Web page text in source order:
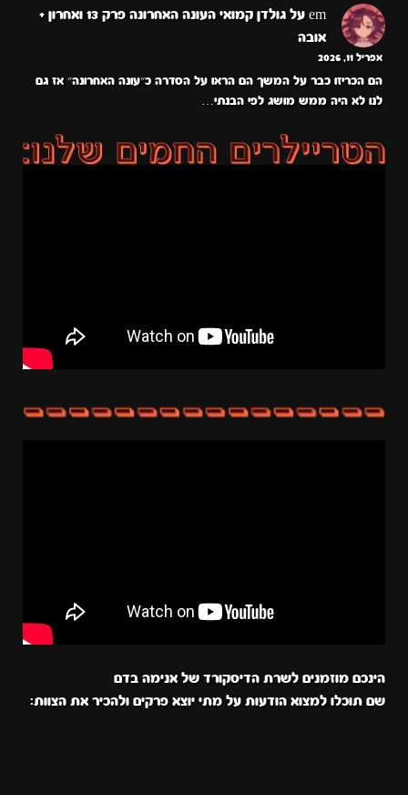
em על
גולדן קמואי העונה האחרונה פרק 13 ואחרון +
אובה
אפריל 11, 2026
הם הכריזו כבר על המשך הם הראו על הסדרה כ״עונה האחרונה״ אז גם
לנו לא היה ממש מושג לפי הבנתי…
הינכם מוזמנים לשרת הדיסקורד של אנימה בדם
שם תוכלו למצוא הודעות על מתי יוצא פרקים ולהכיר את הצוות: